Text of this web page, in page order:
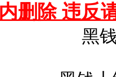
删除 违反
黑